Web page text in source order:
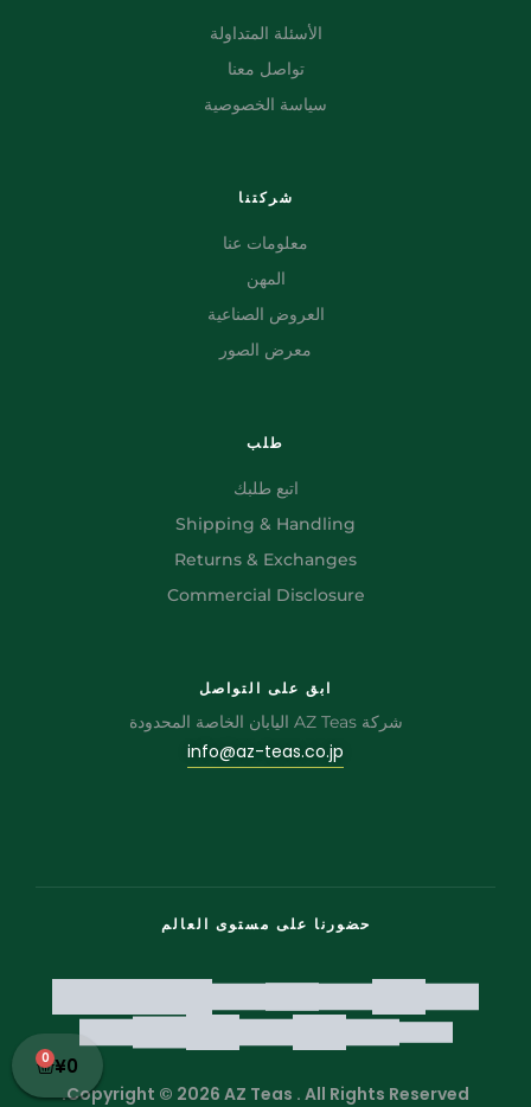
¥0
0
الأسئلة المتداولة
تواصل معنا
سياسة الخصوصية
شركتنا
معلومات عنا
المهن
العروض الصناعية
معرض الصور
طلب
اتبع طلبك
Shipping & Handling
Returns & Exchanges
Commercial Disclosure
ابق على التواصل
شركة AZ Teas اليابان الخاصة المحدودة
info@az-teas.co.jp
حضورنا على مستوى العالم
Copyright © 2026 AZ Teas . All Rights Reserved.